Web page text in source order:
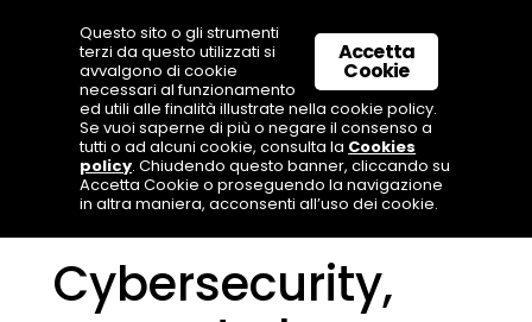
Cybersecurity,
Accetta
Cookie
Questo sito o gli strumenti
terzi da questo utilizzati si
avvalgono di cookie
necessari al funzionamento
ed utili alle finalità illustrate nella cookie policy.
Se vuoi saperne di più o negare il consenso a
tutti o ad alcuni cookie, consulta la Cookies
policy. Chiudendo questo banner, cliccando su
Accetta Cookie o proseguendo la navigazione
in altra maniera, acconsenti all’uso dei cookie.